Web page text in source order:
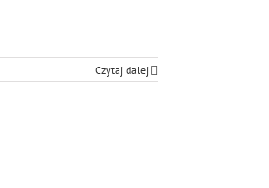
Czytaj dalej